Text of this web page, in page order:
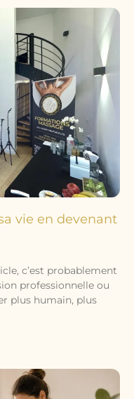
vie en devenant
c’est probablement
professionnelle ou
plus humain, plus